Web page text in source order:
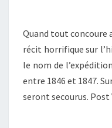
Quand tout concoure
récit horrifique sur
le nom de
entre 1846 et 1847.
seront secourus. Post